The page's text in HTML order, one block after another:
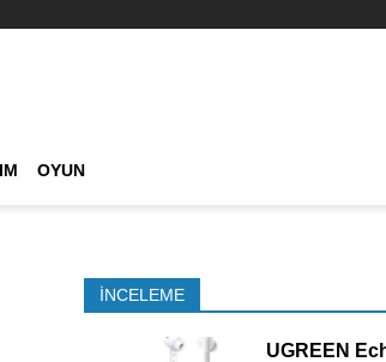
OYUN
İNCELEME
UGREEN